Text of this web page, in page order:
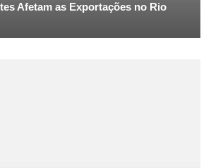
Afetam as Exportações no Rio